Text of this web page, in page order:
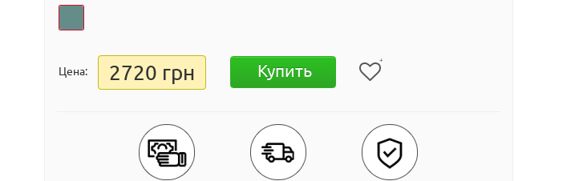
Цена: 2720 грн Купить